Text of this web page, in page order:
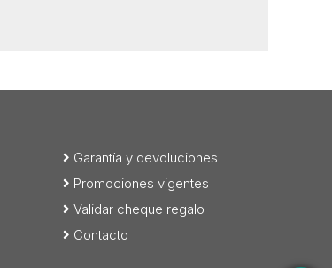
Garantía y devoluciones
Promociones vigentes
Validar cheque regalo
Contacto